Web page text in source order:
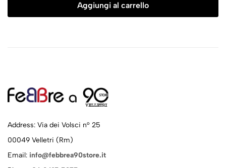
Aggiungi al carrello
Address: Via dei Volsci n° 25
00049 Velletri (Rm)
Email: info@febbrea90store.it